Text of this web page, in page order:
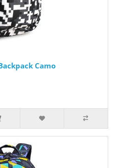
Camo